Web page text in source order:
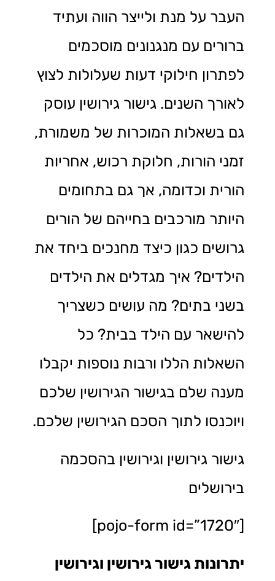
העבר על מנת ולייצר הווה ועתיד
ברורים עם מנגנונים מוסכמים
לפתרון חילוקי דעות שעלולות לצוץ
לאורך השנים. גישור גירושין עוסק
גם בשאלות המוכרות של משמורת,
זמני הורות, חלוקת רכוש, אחריות
הורית וכדומה, אך גם בתחומים
היותר מורכבים בחייהם של הורים
גרושים כגון כיצד מחנכים ביחד את
הילדים? איך מגדלים את הילדים
בשני בתים? מה עושים כשצריך
להישאר עם הילד בבית? כל
השאלות הללו ורבות נוספות יקבלו
מענה שלם בגישור הגירושין שלכם
ויוכנסו לתוך הסכם הגירושין שלכם.
גישור גירושין וגירושין בהסכמה
בירושלים
[pojo-form id=”1720″]
יתרונות גישור גירושין וגירושין